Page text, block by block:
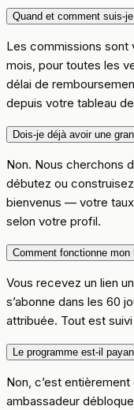
Quand et comment suis-
Les commissions sont
mois, pour toutes les
délai de
depuis votre tableau
Dois-je déjà avoir une
Non. Nous cherchons
débutez ou
bienvenus — votre
selon votre profil.
Comment fonctionne mon
Vous recevez un lien
s’abonne dans les 60
attribuée. Tout est
Le programme est-il
Non, c’est
ambassadeur